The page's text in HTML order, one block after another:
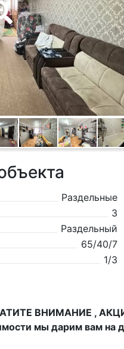
Раздельные
3
Раздельный
65/40/7
1/3
ВНИМАНИЕ ,
мы дарим вам на